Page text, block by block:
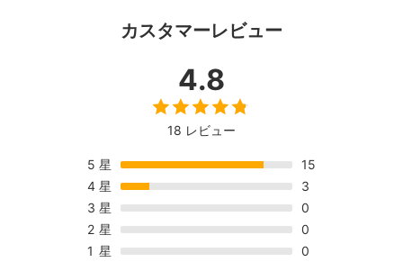
カスタマーレビュー
4.8
18 レビュー
5 星
15
4 星
3
3 星
0
2 星
0
1 星 0